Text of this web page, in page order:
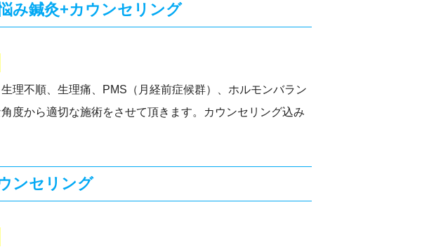
み鍼灸+カウンセリング
理不順、生理痛、PMS（月経前症候群）、ホルモンバラン
度から適切な施術をさせて頂きます。カウンセリング込み
ンセリング